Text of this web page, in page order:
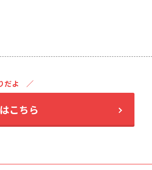
だよ
こちら